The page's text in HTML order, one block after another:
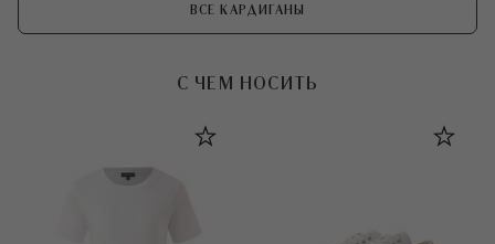
ВСЕ КАРДИГАНЫ
С ЧЕМ НОСИТЬ